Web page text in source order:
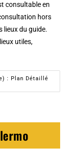
consultable en
hors
lieux du guide.
utiles,
: Plan Détaillé